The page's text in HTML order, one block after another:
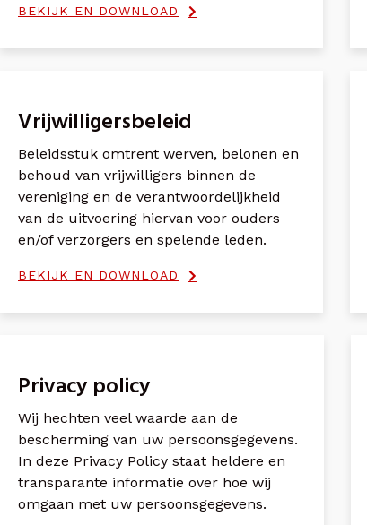
BEKIJK EN DOWNLOAD
Vrijwilligersbeleid
Beleidsstuk omtrent werven, belonen en
behoud van vrijwilligers binnen de
vereniging en de verantwoordelijkheid
van de uitvoering hiervan voor ouders
en/of verzorgers en spelende leden.
BEKIJK EN DOWNLOAD
Privacy policy
Wij hechten veel waarde aan de
bescherming van uw persoonsgegevens.
In deze Privacy Policy staat heldere en
transparante informatie over hoe wij
omgaan met uw persoonsgegevens.